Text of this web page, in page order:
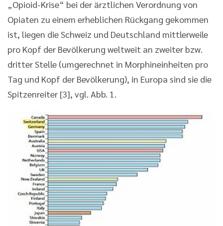
„Opioid-Krise“ bei der ärztlichen Verordnung von
Opiaten zu einem erheblichen Rückgang gekommen
ist, liegen die Schweiz und Deutschland mittlerweile
pro Kopf der Bevölkerung weltweit an zweiter bzw.
dritter Stelle (umgerechnet in Morphineinheiten pro
Tag und Kopf der Bevölkerung), in Europa sind sie die
Spitzenreiter [3], vgl. Abb. 1.